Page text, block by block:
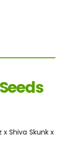
Shiva Skunk x